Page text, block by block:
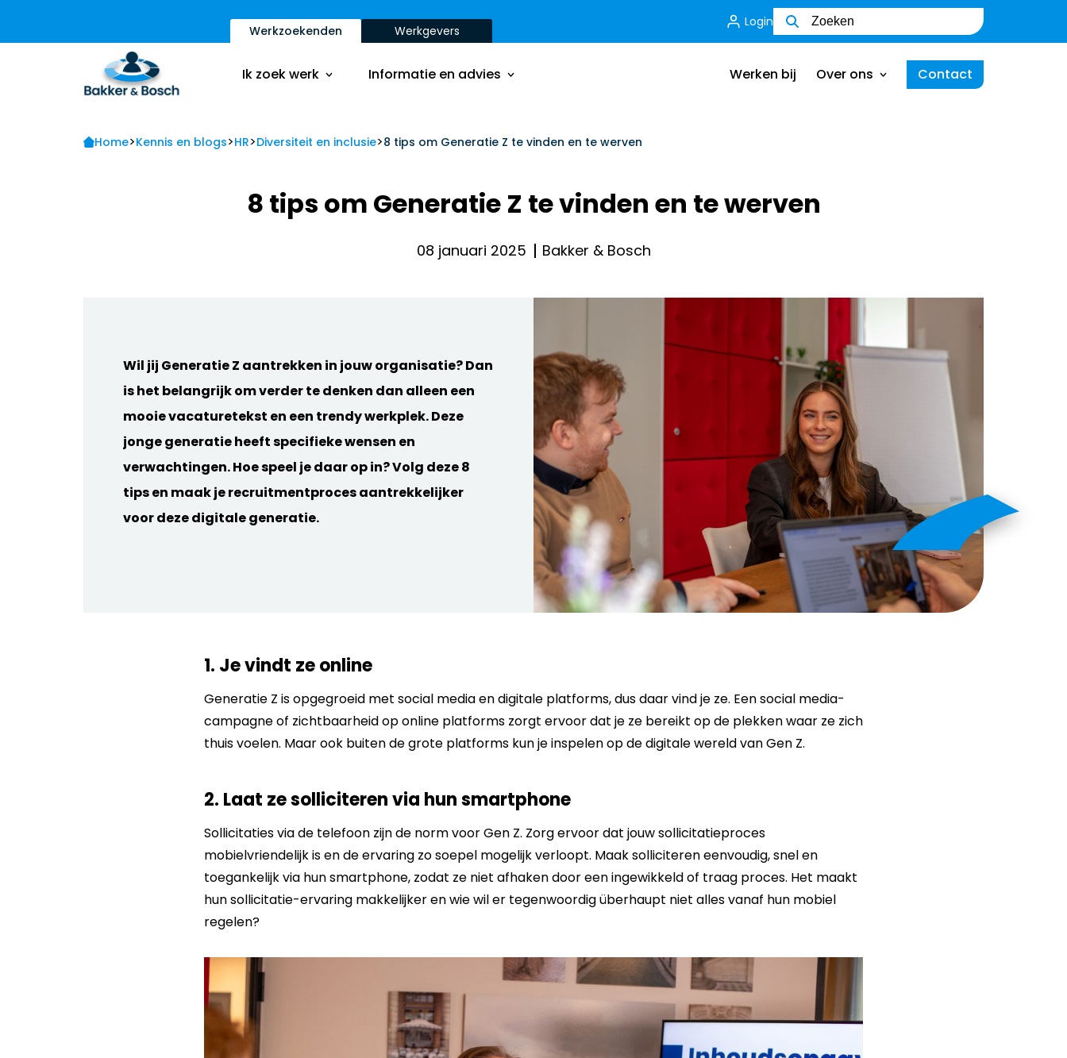
Werkzoekenden Werkgevers
Login
Ik zoek werk
Vacatures
Sollicitatietips
Informatie en advies
Onze aanpak
Onze opdrachtgevers
Werken bij Over ons Contact
Vacatures
Inschrijfformulier
Onze aanpak
Onze dienstverbanden
Wie zijn wij
Home>Kennis en blogs>HR>Diversiteit en inclusie>8 tips om Generatie Z te vinden en te werven
8 tips om Generatie Z te vinden en te werven
08 januari 2025 Bakker & Bosch
Wil jij Generatie Z aantrekken in jouw organisatie? Dan
is het belangrijk om verder te denken dan alleen een
mooie vacaturetekst en een trendy werkplek. Deze
jonge generatie heeft specifieke wensen en
verwachtingen. Hoe speel je daar op in? Volg deze 8
tips en maak je recruitmentproces aantrekkelijker
voor deze digitale generatie.
1. Je vindt ze online
Generatie Z is opgegroeid met social media en digitale platforms, dus daar vind je ze. Een social media-
campagne of zichtbaarheid op online platforms zorgt ervoor dat je ze bereikt op de plekken waar ze zich
thuis voelen. Maar ook buiten de grote platforms kun je inspelen op de digitale wereld van Gen Z.
2. Laat ze solliciteren via hun smartphone
Sollicitaties via de telefoon zijn de norm voor Gen Z. Zorg ervoor dat jouw sollicitatieproces
mobielvriendelijk is en de ervaring zo soepel mogelijk verloopt. Maak solliciteren eenvoudig, snel en
toegankelijk via hun smartphone, zodat ze niet afhaken door een ingewikkeld of traag proces. Het maakt
hun sollicitatie-ervaring makkelijker en wie wil er tegenwoordig überhaupt niet alles vanaf hun mobiel
regelen?